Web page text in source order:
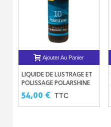
Ajouter Au Panier
LIQUIDE DE LUSTRAGE ET
POLISSAGE POLARSHINE
10
54,00 € TTC